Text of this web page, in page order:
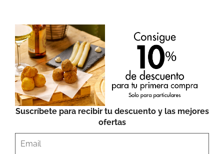
Suscríbete para recibir tu descuento y las mejores
ofertas